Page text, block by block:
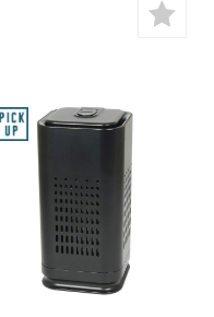
ラ】【期間限定】[期間：
2026年8月1日～8月31日]